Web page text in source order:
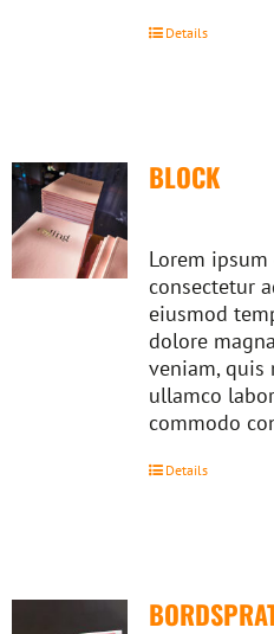
Details
BLOCK
Lorem
consectetur
eiusmod
dolore
veniam, quis
ullamco
commodo
Details